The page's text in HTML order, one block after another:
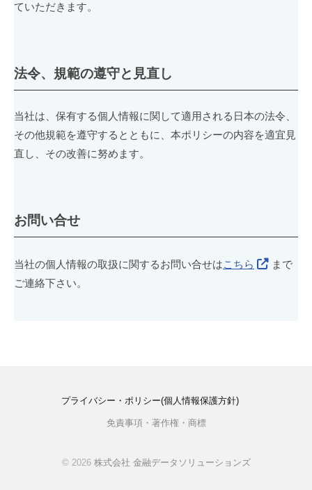
ていただきます。
法令、規範の遵守と見直し
当社は、保有する個人情報に関して適用される日本の法令、
その他規範を遵守するとともに、本ポリシーの内容を適宜見
直し、その改善に努めます。
お問い合せ
当社の個人情報の取扱に関するお問い合せはこちら
まで
ご連絡下さい。
プライバシー・ポリシー(個人情報保護方針)
免責事項・著作権・商標
© 2026 株式会社 金融データソリューションズ